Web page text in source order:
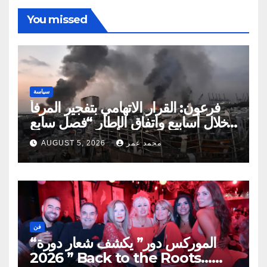
You missed
سياسة
فرعون: القرار الاتهامي بتفجير المرفأ
خلال أسابيع واتفاق الإطار “فصل سابع
ونصف”
AUGUST 5, 2026 محمد عمر
فن
“الموركس دور” يكشف شعار دورة
2026 ” Back to the Roots…